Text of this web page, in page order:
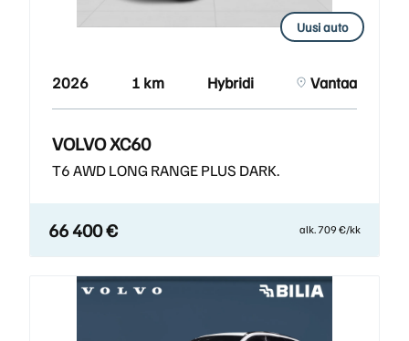
Uusi auto
2026 1 km Hybridi Vantaa
VOLVO XC60
T6 AWD LONG RANGE PLUS DARK.
66 400 € alk. 709 €/kk